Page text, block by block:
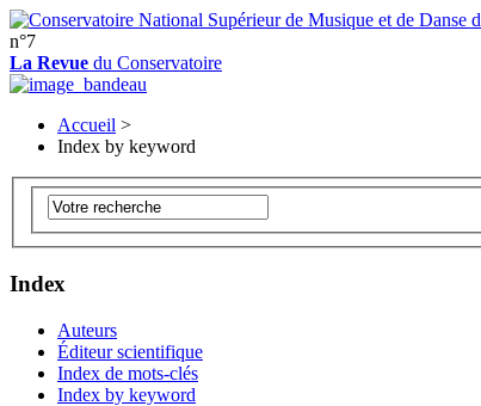
n°7
La Revue du Conservatoire
Accueil >
Index by keyword
Index
Auteurs
Éditeur scientifique
Index de mots-clés
Index by keyword